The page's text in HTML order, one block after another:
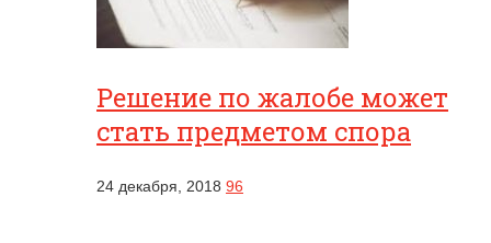
Решение по жалобе может
стать предметом спора
24 декабря, 2018 96